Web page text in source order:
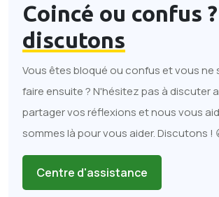
Coincé ou confus ?
discutons
Vous êtes bloqué ou confus et vous ne
faire ensuite ? N'hésitez pas à discuter
partager vos réflexions et nous vous
sommes là pour vous aider. Discutons !
Centre d'assistance